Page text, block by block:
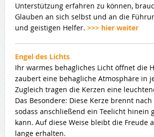
Unterstützung erfahren zu können,
Glauben an sich selbst und an die
und geistigen Helfer. >>> hier weiter
Engel des Lichts
Ihr warmes behagliches Licht öffnet die
zaubert eine behagliche Atmosphäre in
Zugleich tragen die Kerzen eine
Das Besondere: Diese Kerze brennt
sodass anschließend ein Teelicht hinein
kann. Auf diese Weise bleibt die Freude
lange erhalten.